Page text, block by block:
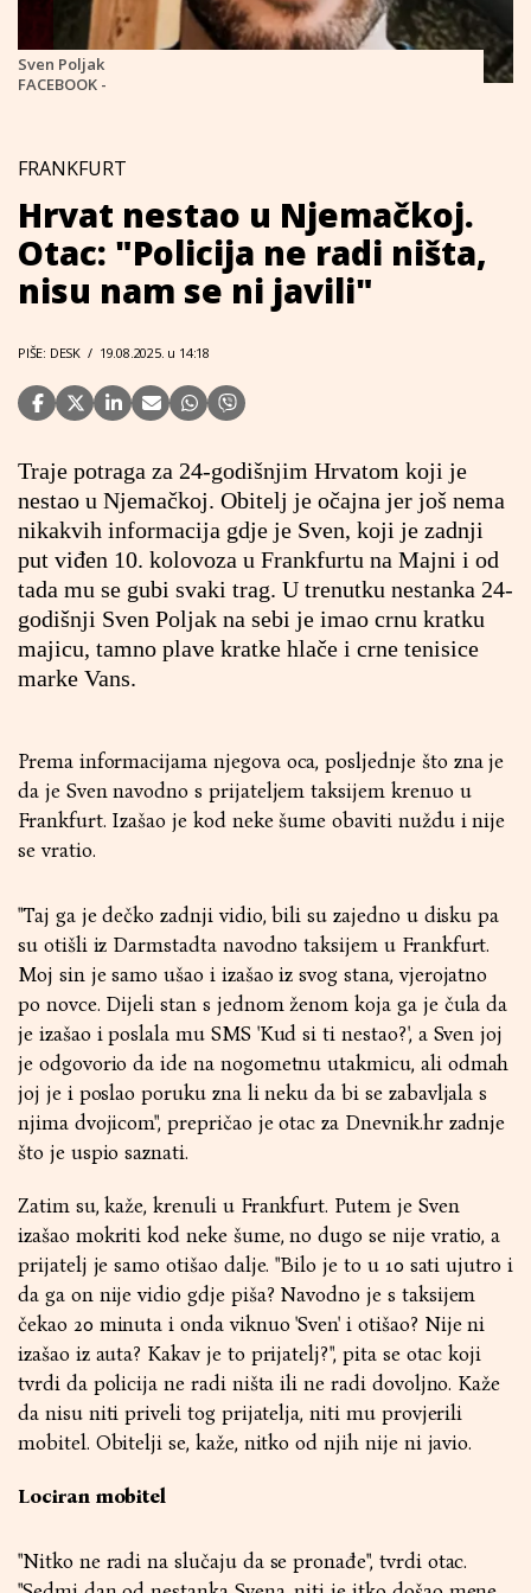
Sven Poljak
FACEBOOK -
FRANKFURT
Hrvat nestao u Njemačkoj.
Otac: "Policija ne radi ništa,
nisu nam se ni javili"
PIŠE: DESK / 19.08.2025. u 14:18
Traje potraga za 24-godišnjim Hrvatom koji je
nestao u Njemačkoj. Obitelj je očajna jer još nema
nikakvih informacija gdje je Sven, koji je zadnji
put viđen 10. kolovoza u Frankfurtu na Majni i od
tada mu se gubi svaki trag. U trenutku nestanka 24-
godišnji Sven Poljak na sebi je imao crnu kratku
majicu, tamno plave kratke hlače i crne tenisice
marke Vans.
Prema informacijama njegova oca, posljednje što zna je
da je Sven navodno s prijateljem taksijem krenuo u
Frankfurt. Izašao je kod neke šume obaviti nuždu i nije
se vratio.
"Taj ga je dečko zadnji vidio, bili su zajedno u disku pa
su otišli iz Darmstadta navodno taksijem u Frankfurt.
Moj sin je samo ušao i izašao iz svog stana, vjerojatno
po novce. Dijeli stan s jednom ženom koja ga je čula da
je izašao i poslala mu SMS 'Kud si ti nestao?', a Sven joj
je odgovorio da ide na nogometnu utakmicu, ali odmah
joj je i poslao poruku zna li neku da bi se zabavljala s
njima dvojicom", prepričao je otac za Dnevnik.hr zadnje
što je uspio saznati.
Zatim su, kaže, krenuli u Frankfurt. Putem je Sven
izašao mokriti kod neke šume, no dugo se nije vratio, a
prijatelj je samo otišao dalje. "Bilo je to u 10 sati ujutro i
da ga on nije vidio gdje piša? Navodno je s taksijem
čekao 20 minuta i onda viknuo 'Sven' i otišao? Nije ni
izašao iz auta? Kakav je to prijatelj?", pita se otac koji
tvrdi da policija ne radi ništa ili ne radi dovoljno. Kaže
da nisu niti priveli tog prijatelja, niti mu provjerili
mobitel. Obitelji se, kaže, nitko od njih nije ni javio.
Lociran mobitel
"Nitko ne radi na slučaju da se pronađe", tvrdi otac.